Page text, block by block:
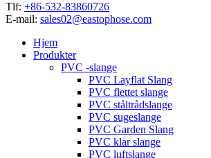
Tlf: +86-532-83860726
E-mail: sales02@eastophose.com
Hjem
Produkter
PVC -slange
PVC Layflat Slang
PVC flettet slange
PVC ståltrådslange
PVC sugeslange
PVC Garden Slang
PVC klar slange
PVC luftslange